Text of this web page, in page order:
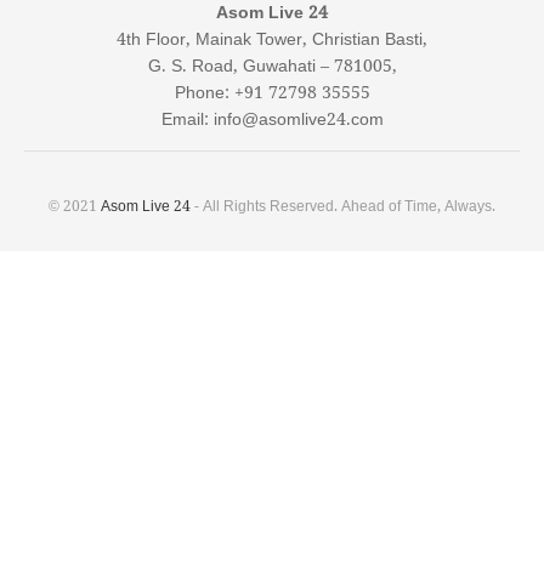
Asom Live 24
4th Floor, Mainak Tower, Christian Basti,
G. S. Road, Guwahati – 781005,
Phone: +91 72798 35555
Email: info@asomlive24.com
© 2021 Asom Live 24- All Rights Reserved. Ahead of Time, Always.